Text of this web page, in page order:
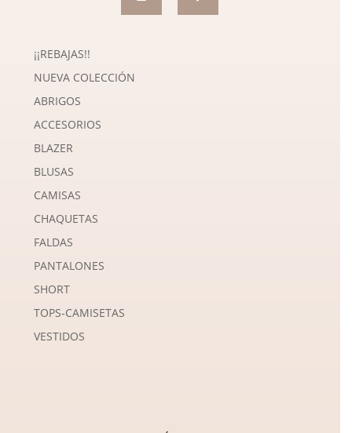
¡¡REBAJAS!!
NUEVA COLECCIÓN
ABRIGOS
ACCESORIOS
BLAZER
BLUSAS
CAMISAS
CHAQUETAS
FALDAS
PANTALONES
SHORT
TOPS-CAMISETAS
VESTIDOS